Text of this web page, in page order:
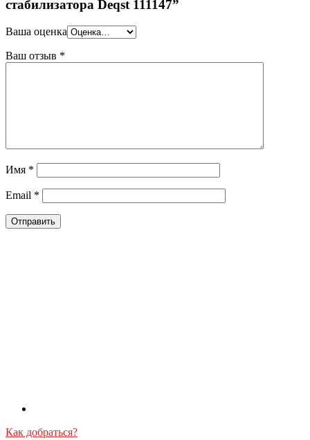
стабилизатора Deqst 111147”
Ваша оценка
Ваш отзыв *
Имя *
Email *
Как добраться?